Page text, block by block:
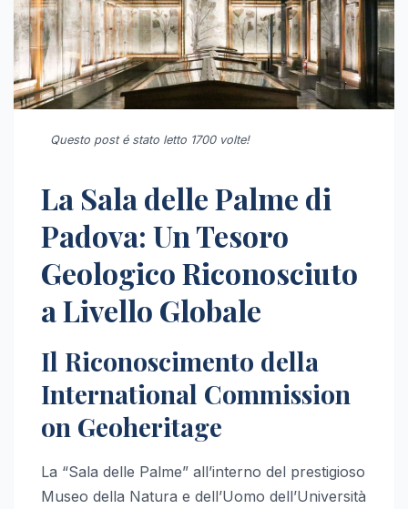
Questo post é stato letto 1700 volte!
La Sala delle Palme di
Padova: Un Tesoro
Geologico Riconosciuto
a Livello Globale
Il Riconoscimento della
International Commission
on Geoheritage
La “Sala delle Palme” all’interno del prestigioso
Museo della Natura e dell’Uomo dell’Università